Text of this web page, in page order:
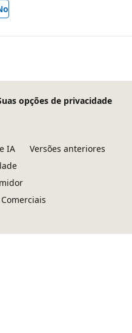
opções de privacidade
IA
Versões anteriores